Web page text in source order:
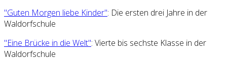
"Guten Morgen liebe Kinder": Die ersten drei Jahre in der
Waldorfschule
"Eine Brücke in die Welt": Vierte bis sechste Klasse in der
Waldorfschule